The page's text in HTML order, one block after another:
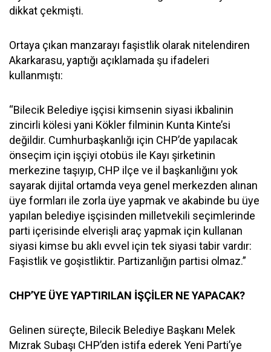
dikkat çekmişti.
Ortaya çıkan manzarayı faşistlik olarak nitelendiren
Akarkarasu, yaptığı açıklamada şu ifadeleri
kullanmıştı:
“Bilecik Belediye işçisi kimsenin siyasi ikbalinin
zincirli kölesi yani Kökler filminin Kunta Kinte’si
değildir. Cumhurbaşkanlığı için CHP’de yapılacak
önseçim için işçiyi otobüs ile Kayı şirketinin
merkezine taşıyıp, CHP ilçe ve il başkanlığını yok
sayarak dijital ortamda veya genel merkezden alınan
üye formları ile zorla üye yapmak ve akabinde bu üye
yapılan belediye işçisinden milletvekili seçimlerinde
parti içerisinde elverişli araç yapmak için kullanan
siyasi kimse bu aklı evvel için tek siyasi tabir vardır:
Faşistlik ve goşistliktir. Partizanlığın partisi olmaz.”
CHP’YE ÜYE YAPTIRILAN İŞÇİLER NE YAPACAK?
Gelinen süreçte, Bilecik Belediye Başkanı Melek
Mızrak Subaşı CHP’den istifa ederek Yeni Parti’ye